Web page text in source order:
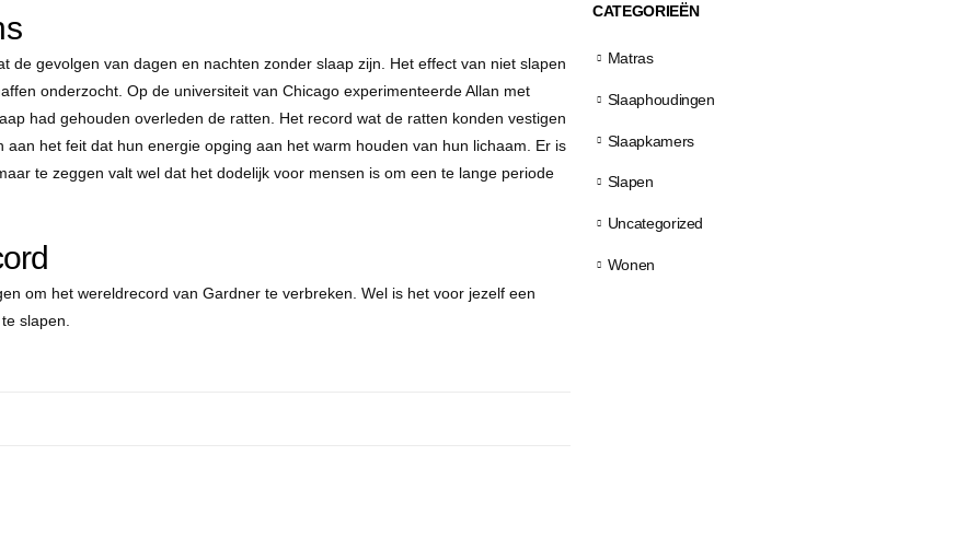
de gevolgen van dagen en nachten zonder slaap zijn. Het effect van niet slapen
onderzocht. Op de universiteit van Chicago experimenteerde Allan met
had gehouden overleden de ratten. Het record wat de ratten konden vestigen
het feit dat hun energie opging aan het warm houden van hun lichaam. Er is
te zeggen valt wel dat het dodelijk voor mensen is om een te lange periode
om het wereldrecord van Gardner te verbreken. Wel is het voor jezelf een
slapen.
CATEGORIEËN
Matras
Slaaphoudingen
Slaapkamers
Slapen
Uncategorized
Wonen